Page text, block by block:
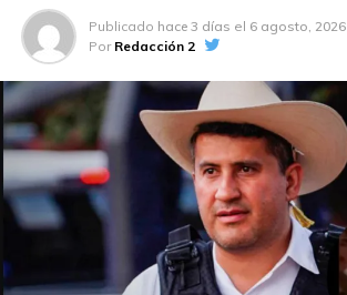
Canta” con alcance internacional
Publicado hace 3 días el 6 agosto, 2026
Por Redacción 2